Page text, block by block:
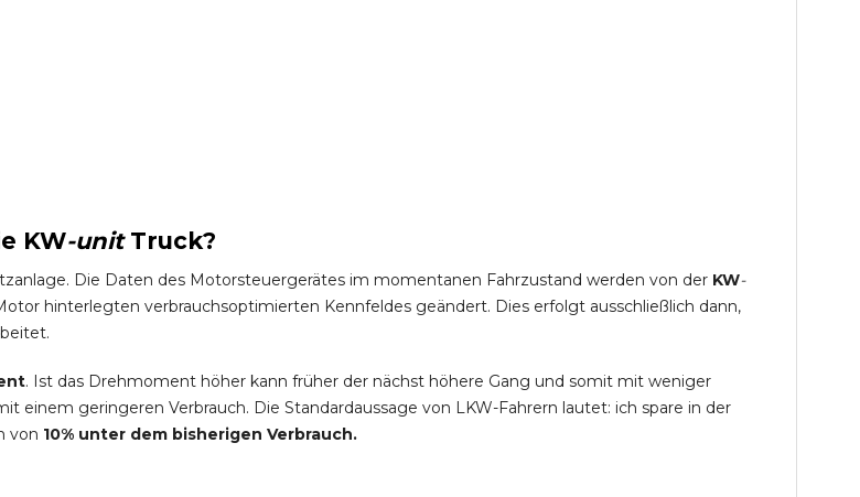
KW-unit Truck?
Die Daten des Motorsteuergerätes im momentanen Fahrzustand werden von der KW-
hinterlegten verbrauchsoptimierten Kennfeldes geändert. Dies erfolgt ausschließlich dann,
. Ist das Drehmoment höher kann früher der nächst höhere Gang und somit mit weniger
einem geringeren Verbrauch. Die Standardaussage von LKW-Fahrern lautet: ich spare in der
von 10% unter dem bisherigen Verbrauch.